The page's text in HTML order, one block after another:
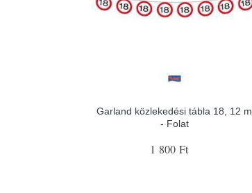
Garland közlekedési tábla 18, 12 m
- Folat
1 800 Ft